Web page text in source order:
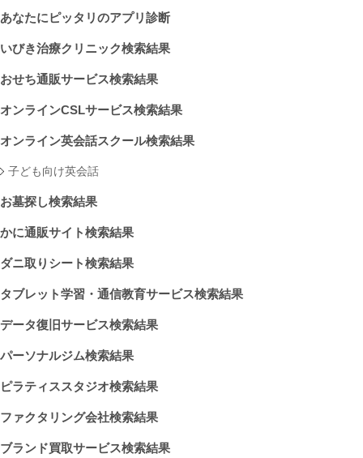
あなたにピッタリのアプリ診断
いびき治療クリニック検索結果
おせち通販サービス検索結果
オンラインCSLサービス検索結果
オンライン英会話スクール検索結果
子ども向け英会話
お墓探し検索結果
かに通販サイト検索結果
ダニ取りシート検索結果
タブレット学習・通信教育サービス検索結果
データ復旧サービス検索結果
パーソナルジム検索結果
ピラティススタジオ検索結果
ファクタリング会社検索結果
ブランド買取サービス検索結果